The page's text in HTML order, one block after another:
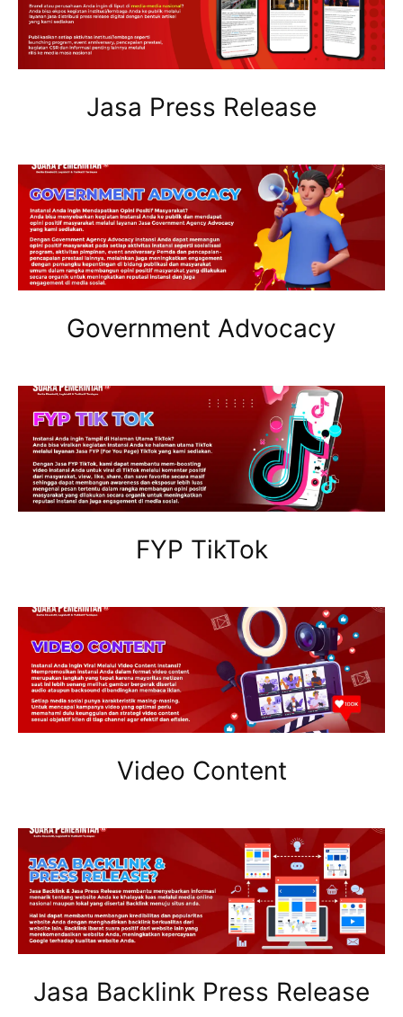
Jasa Press Release
Government Advocacy
FYP TikTok
Video Content
Jasa Backlink Press Release